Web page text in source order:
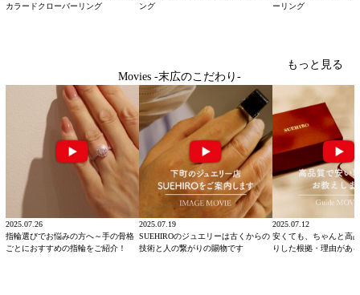
カラードクローバーリング
ング
ーリング
Movies -末広のこだわり-
もっと見る
2025.07.26
指輪選びでお悩みの方へ～手の骨格
ごとにおすすめの指輪をご紹介！
2025.07.19
SUEHIROのジュエリーは古くからの
技術と人の繋がりの賜物です
2025.07.12
安くても、ちゃんと高
りした根拠・理由があ